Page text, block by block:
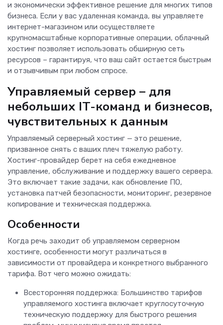
и экономически эффективное решение для многих типов
бизнеса. Если у вас удаленная команда, вы управляете
интернет-магазином или осуществляете
крупномасштабные корпоративные операции, облачный
хостинг позволяет использовать обширную сеть
ресурсов – гарантируя, что ваш сайт остается быстрым
и отзывчивым при любом спросе.
Управляемый сервер – для
небольших IT-команд и бизнесов,
чувствительных к данным
Управляемый серверный хостинг — это решение,
призванное снять с ваших плеч тяжелую работу.
Хостинг-провайдер берет на себя ежедневное
управление, обслуживание и поддержку вашего сервера.
Это включает такие задачи, как обновление ПО,
установка патчей безопасности, мониторинг, резервное
копирование и техническая поддержка.
Особенности
Когда речь заходит об управляемом серверном
хостинге, особенности могут различаться в
зависимости от провайдера и конкретного выбранного
тарифа. Вот чего можно ожидать:
Всесторонняя поддержка: Большинство тарифов
управляемого хостинга включает круглосуточную
техническую поддержку для быстрого решения